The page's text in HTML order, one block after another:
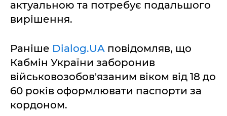
актуальною та потребує подальшого
вирішення.
Раніше Dialog.UA повідомляв, що
Кабмін України заборонив
військовозобов'язаним віком від 18 до
60 років оформлювати паспорти за
кордоном.